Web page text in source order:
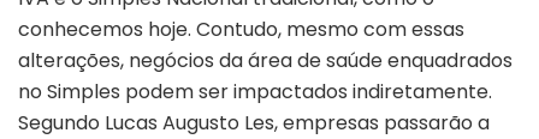
conhecemos hoje. Contudo, mesmo com essas
alterações, negócios da área de saúde enquadrados
no Simples podem ser impactados indiretamente.
Segundo Lucas Augusto Les, empresas passarão a